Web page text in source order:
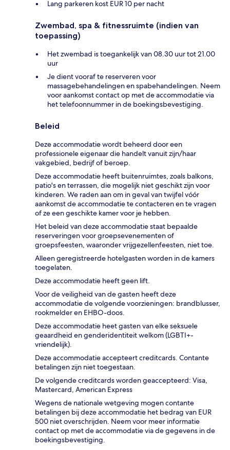
Lang parkeren kost EUR 10 per nacht
Zwembad, spa & fitnessruimte (indien van
toepassing)
Het zwembad is toegankelijk van 08.30 uur tot 21.00
uur
Je dient vooraf te reserveren voor
massagebehandelingen en spabehandelingen. Neem
voor aankomst contact op met de accommodatie via
het telefoonnummer in de boekingsbevestiging.
Beleid
Deze accommodatie wordt beheerd door een
professionele eigenaar die handelt vanuit zijn/haar
vakgebied, bedrijf of beroep.
Deze accommodatie heeft buitenruimtes, zoals balkons,
patio's en terrassen, die mogelijk niet geschikt zijn voor
kinderen. We raden aan om in geval van twijfel vóór
aankomst de accommodatie te contacteren en te vragen
of ze een geschikte kamer voor je hebben.
Het beleid van deze accommodatie staat bepaalde
reserveringen voor groepsevenementen of
groepsfeesten, waaronder vrijgezellenfeesten, niet toe.
Alleen geregistreerde hotelgasten worden in de kamers
toegelaten.
Deze accommodatie heeft geen lift.
Voor de veiligheid van de gasten heeft deze
accommodatie de volgende voorzieningen: brandblusser,
rookmelder en EHBO-doos.
Deze accommodatie heet gasten van elke seksuele
geaardheid en genderidentiteit welkom (LGBTI+-
vriendelijk).
Deze accommodatie accepteert creditcards. Contante
betalingen zijn niet toegestaan.
De volgende creditcards worden geaccepteerd: Visa,
Mastercard, American Express
Wegens de nationale wetgeving mogen contante
betalingen bij deze accommodatie het bedrag van EUR
500 niet overschrijden. Neem voor meer informatie
contact op met de accommodatie via de gegevens in de
boekingsbevestiging.